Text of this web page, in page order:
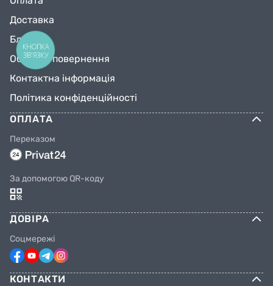
Доставка
Блог
Обмін та повернення
Контактна інформація
Політика конфіденційності
ОПЛАТА
Переказом
За допомогою QR-коду
ДОВІРА
Соцмережі
КОНТАКТИ
КНОПКА
ЗВ'ЯЗКУ